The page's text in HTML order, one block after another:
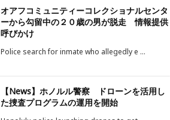
オアフコミュニティーコレクショナルセンタ
ーから勾留中の２０歳の男が脱走 情報提供
呼びかけ
Police search for inmate who allegedly e ...
【News】ホノルル警察 ドローンを活用し
た捜査プログラムの運用を開始